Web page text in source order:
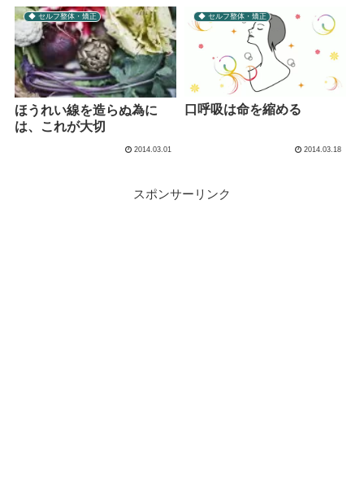
◆ セルフ整体・矯正
ほうれい線を造らぬ為に
は、これが大切
2014.03.01
◆ セルフ整体・矯正
口呼吸は命を縮める
2014.03.18
スポンサーリンク